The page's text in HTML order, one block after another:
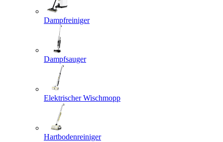
Dampfreiniger
Dampfsauger
Elektrischer Wischmopp
Hartbodenreiniger